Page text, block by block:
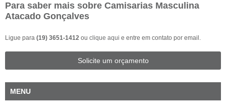
Para saber mais sobre Camisarias Masculina
Atacado Gonçalves
Ligue para (19) 3651-1412 ou clique aqui e entre em contato por email.
Solicite um orçamento
MENU